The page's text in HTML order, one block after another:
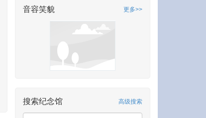
音容笑貌 更多>>
搜索纪念馆 高级搜索